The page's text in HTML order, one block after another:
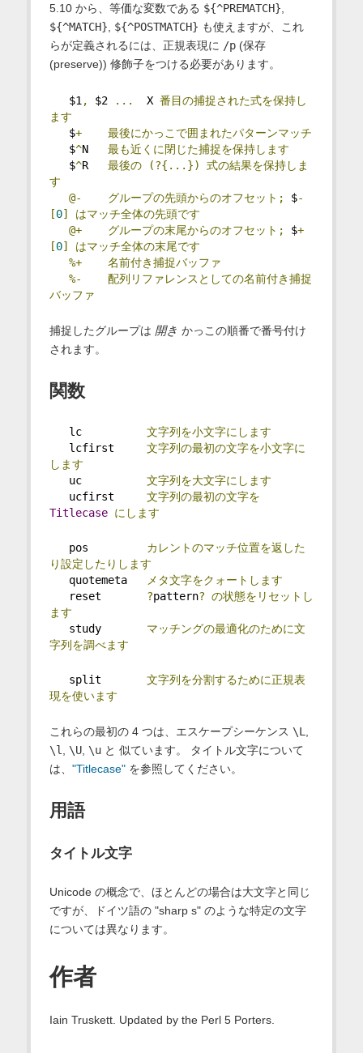
5.10 から、等価な変数である ${^PREMATCH}
${^MATCH}
${^POSTMATCH} も使えますが、これ
らが定義されるには、正規表現に /p(保存
(preserve)) 修飾子をつける必要があります。
$1, $2 ... X 番目の捕捉された式を保持し
ます
$+
最後にかっこで囲まれたパターンマッチ
$^N 最も近くに閉じた捕捉を保持します
$^R 最後の (?{...})
式の結果を保持しま
す
@-
グループの先頭からのオフセット; $-
[0]
はマッチ全体の先頭です
@+
グループの末尾からのオフセット; $+
[0]
はマッチ全体の末尾です
%+
名前付き捕捉バッファ
%-
配列リファレンスとしての名前付き捕捉
バッファ
捕捉したグループは 開き かっこの順番で番号付け
されます。
関数
lc 文字列を小文字にします
lcfirst 文字列の最初の文字を小文字に
します
uc 文字列を大文字にします
ucfirst 文字列の最初の文字を
Titlecase にします
pos カレントのマッチ位置を返した
り設定したりします
quotemeta
メタ文字をクォートします
reset ?pattern? の状態をリセットし
ます
study マッチングの最適化のために文
字列を調べます
split 文字列を分割するために正規表
現を使います
これらの最初の 4 つは、エスケープシーケンス \L,
\l, \U, \uと 似ています。 タイトル文字について
は、 "Titlecase"を参照してください。
用語
タイトル文字
Unicode の概念で、ほとんどの場合は大文字と同じ
ですが、ドイツ語の "sharp s" のような特定の文字
については異なります。
作者
Iain Truskett. Updated by the Perl 5 Porters.